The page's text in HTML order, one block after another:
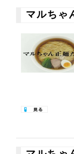
マルちゃ